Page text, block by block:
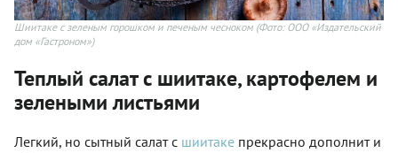
Шиитаке с зеленым горошком и печеным чесноком (Фото: ООО «Издательский
дом «Гастроном»)
Теплый салат с шиитаке, картофелем и
зелеными листьями
Легкий, но сытный салат с шиитаке прекрасно дополнит и